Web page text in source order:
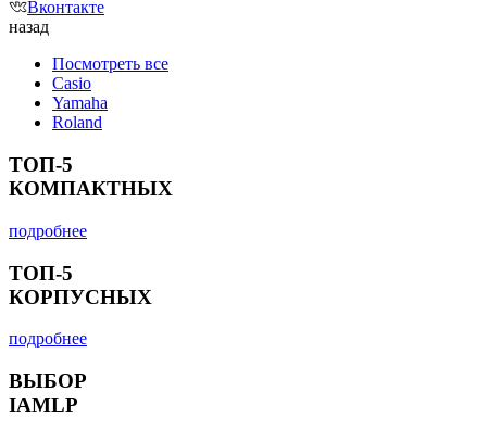
Вконтакте
назад
Посмотреть все
Casio
Yamaha
Roland
ТОП-5
КОМПАКТНЫХ
подробнее
ТОП-5
КОРПУСНЫХ
подробнее
ВЫБОР
IAMLP